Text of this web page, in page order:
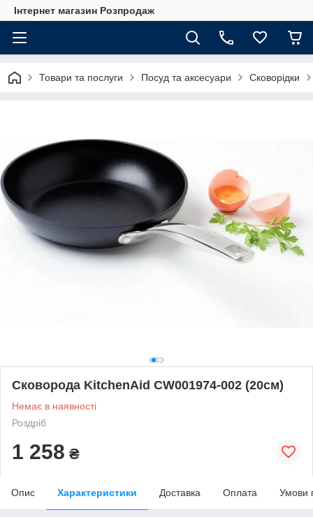
Інтернет магазин Розпродаж
Товари та послуги Посуд та аксесуари Сковорідки
Сковорода KitchenAid CW001974-002 (20см)
Немає в наявності
Роздріб
1 258 ₴
Опис Характеристики Доставка Оплата Умови